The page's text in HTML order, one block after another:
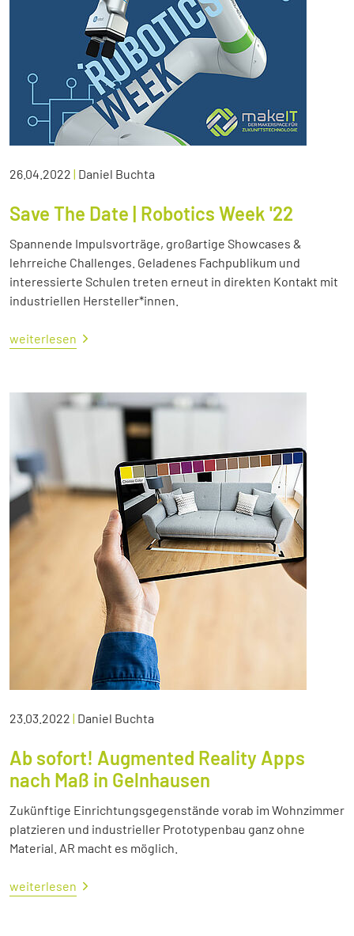
26.04.2022 | Daniel Buchta
Save The Date | Robotics Week '22
Spannende Impulsvorträge, großartige Showcases &
lehrreiche Challenges. Geladenes Fachpublikum und
interessierte Schulen treten erneut in direkten Kontakt mit
industriellen Hersteller*innen.
weiterlesen
23.03.2022 | Daniel Buchta
Ab sofort! Augmented Reality Apps
nach Maß in Gelnhausen
Zukünftige Einrichtungsgegenstände vorab im Wohnzimmer
platzieren und industrieller Prototypenbau ganz ohne
Material. AR macht es möglich.
weiterlesen